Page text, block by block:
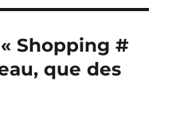
Shopping #
que des